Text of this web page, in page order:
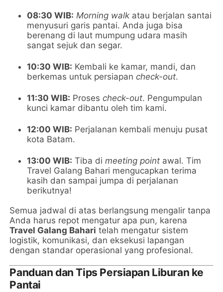
08:30 WIB: Morning walk atau berjalan santai
menyusuri garis pantai. Anda juga bisa
berenang di laut mumpung udara masih
sangat sejuk dan segar.
10:30 WIB: Kembali ke kamar, mandi, dan
berkemas untuk persiapancheck-out.
11:30 WIB: Prosescheck-out. Pengumpulan
kunci kamar dibantu oleh tim kami.
12:00 WIB: Perjalanan kembali menuju pusat
kota Batam.
13:00 WIB: Tiba dimeeting point awal. Tim
Travel Galang Bahari mengucapkan terima
kasih dan sampai jumpa di perjalanan
berikutnya!
Semua jadwal di atas berlangsung mengalir tanpa
Anda harus repot mengatur apa pun, karena
Travel Galang Bahari telah mengatur sistem
logistik, komunikasi, dan eksekusi lapangan
dengan standar operasional yang profesional.
Panduan dan Tips Persiapan Liburan ke
Pantai